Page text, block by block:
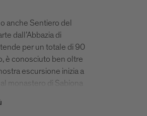
o anche Sentiero del
dall’Abbazia di
per un totale di 90
è conosciuto ben oltre
escursione inizia a
monastero di Sabiona